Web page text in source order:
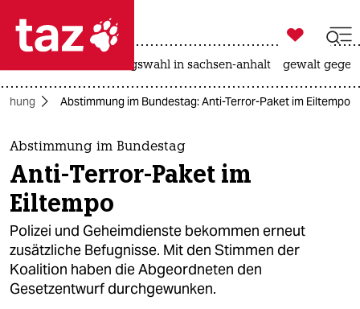
 taz zahl ich
taz zahl ich
themen
politik
öko
gesellschaft
kultur

taz zahl ich
landtagswahl in sachsen-anhalt gewalt
Abstimmung im Bundestag: Anti-Terror-Paket im Eiltempo
Abstimmung im Bundestag
Anti-Terror-Paket im
Eiltempo
Polizei und Geheimdienste bekommen erneut
zusätzliche Befugnisse. Mit den Stimmen der
Koalition haben die Abgeordneten den
Gesetzentwurf durchgewunken.